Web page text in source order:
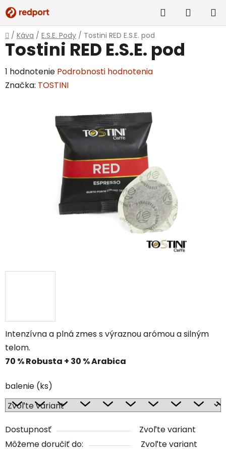
Prejsť
na
obsah
Hľadať
KOŠÍK
Domov
/ Káva / E.S.E. Pody / Tostini RED E.S.E. pod
Intenzívna a plná zmes s výraznou arómou a silným
telom.
70 % Robusta + 30 % Arabica
balenie (ks)
Dostupnosť
Zvoľte variant
Môžeme doručiť do:
Zvoľte variant
Tostini RED E.S.E. pod
Priemerné
hodnotenie
1 hodnotenie Podrobnosti hodnotenia
Značka: TOSTINI